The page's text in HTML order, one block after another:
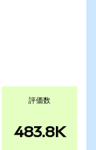
評価数
483.8K